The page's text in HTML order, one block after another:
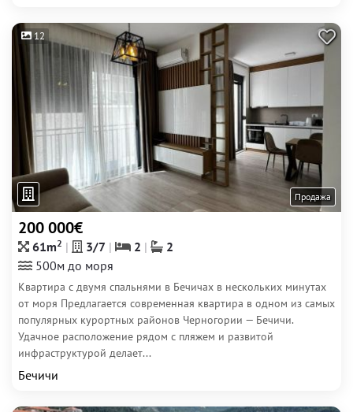
12
Продажа
200 000€
61m2 3/7 2
2
500м до моря
Квартира с двумя спальнями в Бечичах в нескольких минутах
от моря Предлагается современная квартира в одном из самых
популярных курортных районов Черногории — Бечичи.
Удачное расположение рядом с пляжем и развитой
инфраструктурой делает...
Бечичи